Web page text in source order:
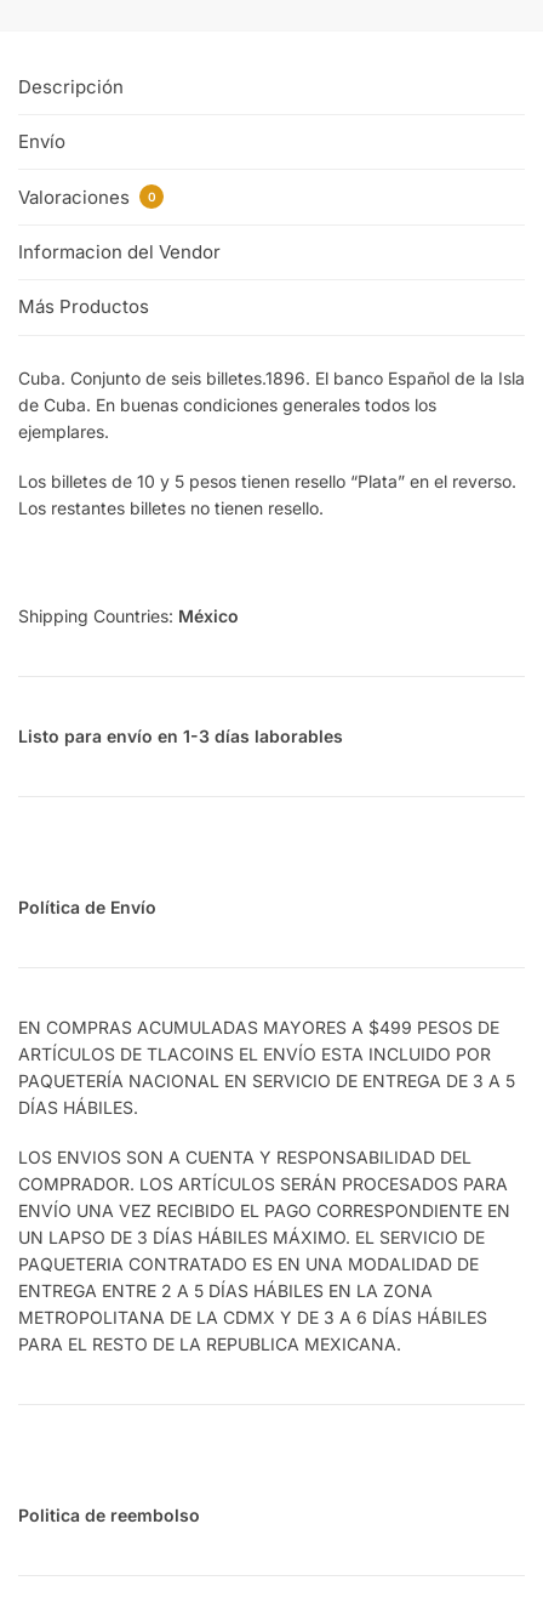
Descripción
Envío
Valoraciones 0
Informacion del Vendor
Más Productos
Cuba. Conjunto de seis billetes.1896. El banco Español de la Isla
de Cuba. En buenas condiciones generales todos los
ejemplares.
Los billetes de 10 y 5 pesos tienen resello “Plata” en el reverso.
Los restantes billetes no tienen resello.
Shipping Countries: México
Listo para envío en 1-3 días laborables
Política de Envío
EN COMPRAS ACUMULADAS MAYORES A $499 PESOS DE
ARTÍCULOS DE TLACOINS EL ENVÍO ESTA INCLUIDO POR
PAQUETERÍA NACIONAL EN SERVICIO DE ENTREGA DE 3 A 5
DÍAS HÁBILES.
LOS ENVIOS SON A CUENTA Y RESPONSABILIDAD DEL
COMPRADOR. LOS ARTÍCULOS SERÁN PROCESADOS PARA
ENVÍO UNA VEZ RECIBIDO EL PAGO CORRESPONDIENTE EN
UN LAPSO DE 3 DÍAS HÁBILES MÁXIMO. EL SERVICIO DE
PAQUETERIA CONTRATADO ES EN UNA MODALIDAD DE
ENTREGA ENTRE 2 A 5 DÍAS HÁBILES EN LA ZONA
METROPOLITANA DE LA CDMX Y DE 3 A 6 DÍAS HÁBILES
PARA EL RESTO DE LA REPUBLICA MEXICANA.
Politica de reembolso